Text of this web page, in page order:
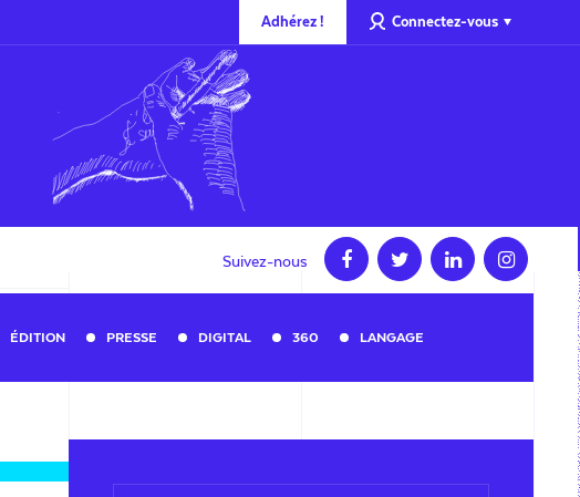
Connectez-vous
Adhérez !
Suivez-nous
ÉDITION PRESSE DIGITAL 360 LANGAGE